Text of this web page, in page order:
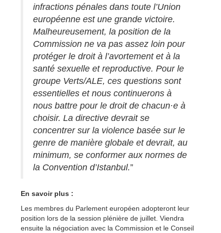
infractions pénales dans toute l’Union
européenne est une grande victoire.
Malheureusement, la position de la
Commission ne va pas assez loin pour
protéger le droit à l’avortement et à la
santé sexuelle et reproductive. Pour le
groupe Verts/ALE, ces questions sont
essentielles et nous continuerons à
nous battre pour le droit de chacun·e à
choisir. La directive devrait se
concentrer sur la violence basée sur le
genre de manière globale et devrait, au
minimum, se conformer aux normes de
la Convention d’Istanbul.”
En savoir plus :
Les membres du Parlement européen adopteront leur
position lors de la session plénière de juillet. Viendra
ensuite la négociation avec la Commission et le Conseil